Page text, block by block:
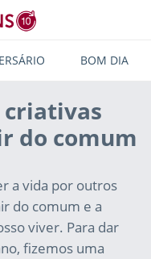
BOM DIA
criativas
do comum
a vida por outros
do comum e a
viver. Para dar
fizemos uma